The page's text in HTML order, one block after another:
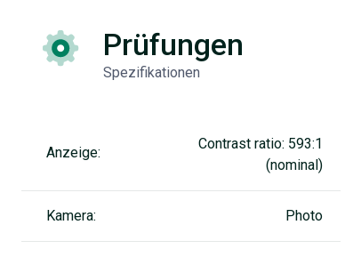
Prüfungen
Spezifikationen
Anzeige:
Contrast ratio: 593:1
(nominal)
Kamera: Photo